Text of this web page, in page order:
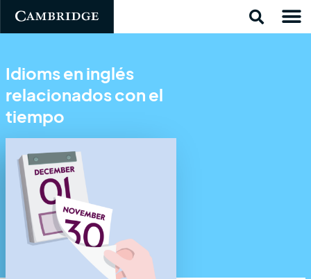
Idioms en inglés
relacionados con el
tiempo